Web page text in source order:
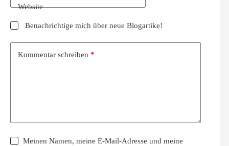
Website
Benachrichtige mich über neue Blogartike!
Kommentar schreiben *
Meinen Namen, meine E-Mail-Adresse und meine